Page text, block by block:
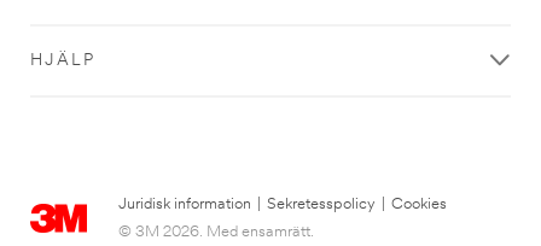
HJÄLP
Juridisk information Sekretesspolicy
Cookies
© 3M 2026. Med ensamrätt.